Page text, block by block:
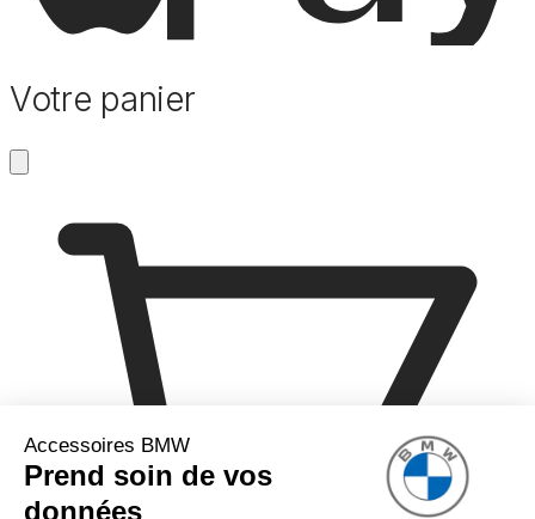
Votre panier